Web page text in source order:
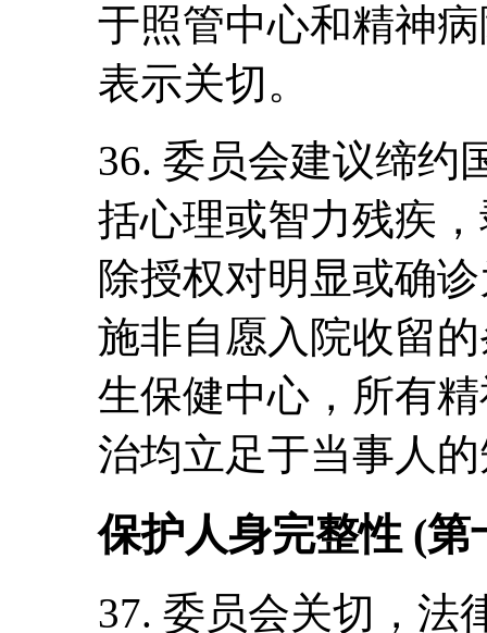
于照管中心和精神
表示关切。
36. 委员会建议缔约
括心理或智力残疾
除授权对明显或确
施非自愿入院收留
生保健中心，所有
治均立足于当事人
保护人身完整性 (第
37. 委员会关切，法